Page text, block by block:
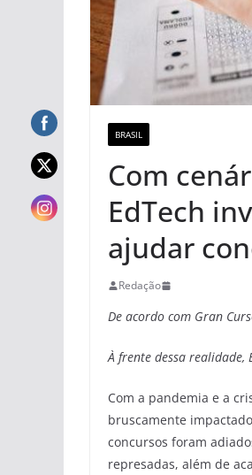
BRASIL
Com
EdTech
ajudar
Redação
De acordo com Gran
À frente dessa
Com a pandemia e a
bruscamente
concursos foram
represadas, além de